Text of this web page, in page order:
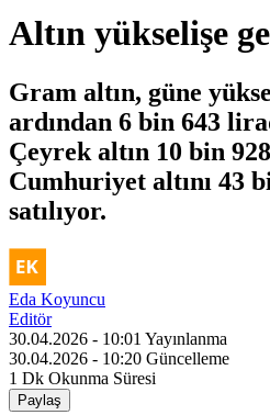
Altın yükselişe
Gram altın, güne
ardından 6 bin 643
Çeyrek altın 10 bin
Cumhuriyet altını 43
satılıyor.
Eda Koyuncu
Editör
30.04.2026 - 10:01 Yayınlanma
30.04.2026 - 10:20 Güncelleme
1 Dk Okunma Süresi
Paylaş